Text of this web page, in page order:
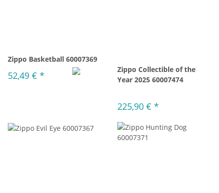
Zippo Basketball 60007369
52,49 € *
Zippo Collectible of the
Year 2025 60007474
225,90 € *